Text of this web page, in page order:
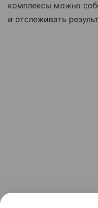
комплексы можно
и отслеживать